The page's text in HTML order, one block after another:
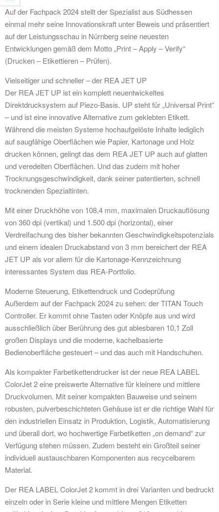
Auf der Fachpack 2024 stellt der Spezialist aus Südhessen
einmal mehr seine Innovationskraft unter Beweis und präsentiert
auf der Leistungsschau in Nürnberg seine neuesten
Entwicklungen gemäß dem Motto „Print – Apply – Verify“
(Drucken – Etikettieren – Prüfen).
Vielseitiger und schneller – der REA JET UP
Der REA JET UP ist ein komplett neuentwickeltes
Direktdrucksystem auf Piezo-Basis. UP steht für „Universal Print“
– und ist eine innovative Alternative zum geklebten Etikett.
Während die meisten Systeme hochaufgelöste Inhalte lediglich
auf saugfähige Oberflächen wie Papier, Kartonage und Holz
drucken können, gelingt das dem REA JET UP auch auf glatten
und veredelten Oberflächen. Und das zudem mit hoher
Trocknungsgeschwindigkeit, dank seiner patentierten, schnell
trocknenden Spezialtinten.
Mit einer Druckhöhe von 108,4 mm, maximalen Druckauflösung
von 360 dpi (vertikal) und 1.500 dpi (horizontal), einer
Verdreifachung des bisher bekannten Geschwindigkeitspotenzials
und einem idealen Druckabstand von 3 mm bereichert der REA
JET UP als vor allem für die Kartonage-Kennzeichnung
interessantes System das REA-Portfolio.
Moderne Steuerung, Etikettendruck und Codeprüfung
Außerdem auf der Fachpack 2024 zu sehen: der TITAN Touch
Controller. Er kommt ohne Tasten oder Knöpfe aus und wird
ausschließlich über Berührung des gut ablesbaren 10,1 Zoll
großen Displays und die moderne, kachelbasierte
Bedienoberfläche gesteuert – und das auch mit Handschuhen.
Als kompakter Farbetikettendrucker ist der neue REA LABEL
ColorJet 2 eine preiswerte Alternative für kleinere und mittlere
Druckvolumen. Mit seiner kompakten Bauweise und seinem
robusten, pulverbeschichteten Gehäuse ist er die richtige Wahl für
den industriellen Einsatz in Produktion, Logistik, Automatisierung
und überall dort, wo hochwertige Farbetiketten „on demand“ zur
Verfügung stehen müssen. Zudem besteht ein Großteil seiner
individuell austauschbaren Komponenten aus recycelbarem
Material.
Der REA LABEL ColorJet 2 kommt in drei Varianten und bedruckt
einzeln oder in Serie kleine und mittlere Mengen Etiketten